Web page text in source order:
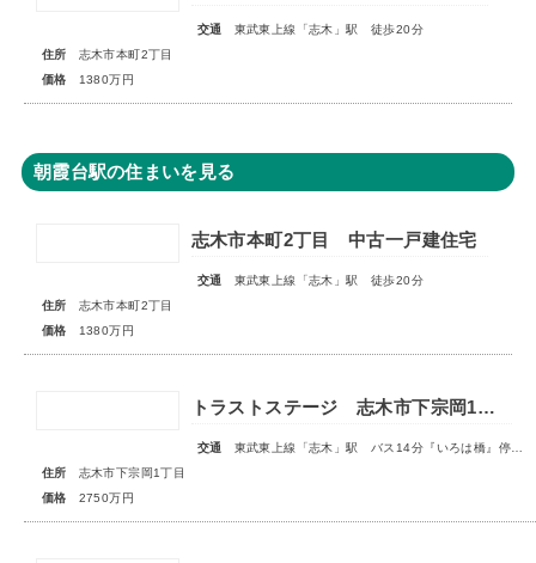
交通
東武東上線「志木」駅 徒歩20分
住所
志木市本町2丁目
価格
1380万円
朝霞台駅の住まいを見る
志木市本町2丁目 中古一戸建住宅
交通
東武東上線「志木」駅 徒歩20分
住所
志木市本町2丁目
価格
1380万円
トラストステージ 志木市下宗岡1丁目7期 全7区画■大変ご好評につき最終1区画となりました■
交通
東武東上線「志木」駅 バス14分『いろは橋』停歩13分
住所
志木市下宗岡1丁目
価格
2750万円